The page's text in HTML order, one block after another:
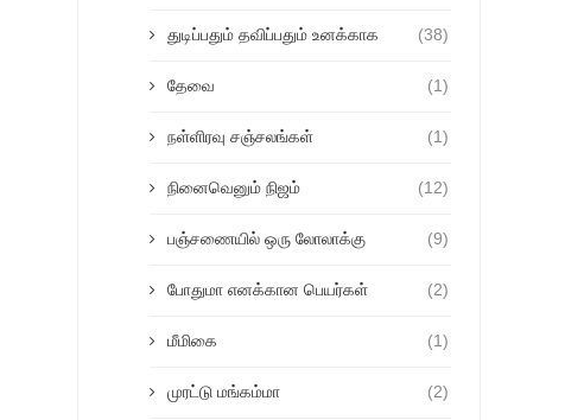
துடிப்பதும் தவிப்பதும் உனக்காக (38)
தேவை (1)
நள்ளிரவு சஞ்சலங்கள் (1)
நினைவெனும் நிஜம் (12)
பஞ்சணையில் ஒரு லோலாக்கு (9)
போதுமா எனக்கான பெயர்கள் (2)
மீமிகை (1)
முரட்டு மங்கம்மா (2)